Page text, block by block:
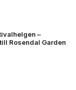
–
Rosendal Garden